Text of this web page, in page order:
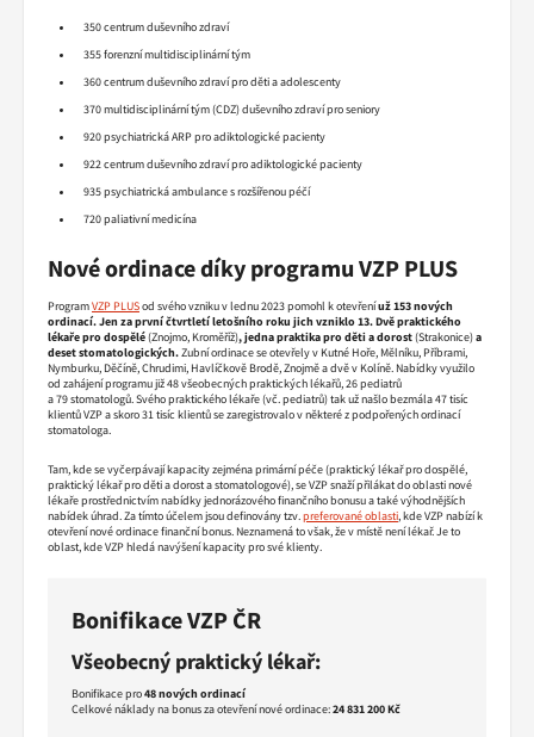
350 centrum duševního zdraví
355 forenzní multidisciplinární tým
360 centrum duševního zdraví pro děti a adolescenty
370 multidisciplinární tým (CDZ) duševního zdraví pro seniory
920 psychiatrická ARP pro adiktologické pacienty
922 centrum duševního zdraví pro adiktologické pacienty
935 psychiatrická ambulance s rozšířenou péčí
720 paliativní medicína
Nové ordinace díky programu VZP PLUS
ProgramVZP PLUSod svého vzniku v lednu 2023 pomohl k otevřeníuž 153 nových
ordinací. Jen za první čtvrtletí letošního roku jich vzniklo 13. Dvě praktického
lékaře pro dospělé(Znojmo, Kroměříž), jedna praktika pro děti a dorost(Strakonice)a
deset stomatologických.Zubní ordinace se otevřely v Kutné Hoře, Mělníku, Příbrami,
Nymburku, Děčíně, Chrudimi, Havlíčkově Brodě, Znojmě a dvě v Kolíně. Nabídky využilo
od zahájení programu již 48 všeobecných praktických lékařů, 26 pediatrů
a 79 stomatologů. Svého praktického lékaře (vč. pediatrů) tak už našlo bezmála 47 tisíc
klientů VZP a skoro 31 tisíc klientů se zaregistrovalo v některé z podpořených ordinací
stomatologa.
Tam, kde se vyčerpávají kapacity zejména primární péče (praktický lékař pro dospělé,
praktický lékař pro děti a dorost a stomatologové), se VZP snaží přilákat do oblasti nové
lékaře prostřednictvím nabídky jednorázového finančního bonusu a také výhodnějších
nabídek úhrad. Za tímto účelem jsou definovány tzv.preferované oblasti, kde VZP nabízí k
otevření nové ordinace finanční bonus. Neznamená to však, že v místě není lékař. Je to
oblast, kde VZP hledá navýšení kapacity pro své klienty.
Bonifikace VZP ČR
Všeobecný praktický lékař:
Bonifikace pro48 nových ordinací
Celkové náklady na bonus za otevření nové ordinace:24 831 200Kč